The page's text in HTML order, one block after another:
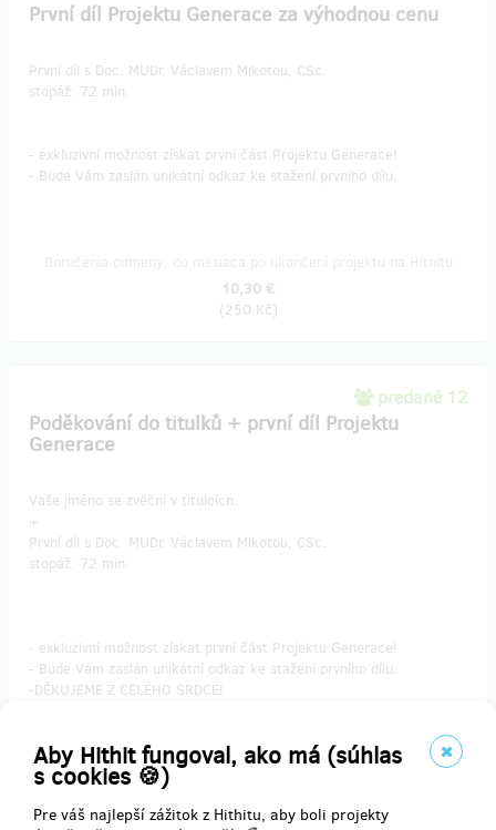
Aby Hithit fungoval, ako má (súhlas
s cookies 🍪)
Pre váš najlepší zážitok z Hithitu, aby boli projekty
První díl Projektu Generace za výhodnou cenu
První díl s Doc. MUDr. Václavem Mikotou, CSc.
stopáž: 72 min.
- exkluzivní možnost získat první část Projektu Generace!
- Bude Vám zaslán unikátní odkaz ke stažení prvního dílu.
10,30 €
(250 Kč)
predané 12
Poděkování do titulků + první díl Projektu
Generace
Vaše jméno se zvěční v titulcích.
+
První díl s Doc. MUDr. Václavem Mikotou, CSc.
stopáž: 72 min.
- exkluzivní možnost získat první část Projektu Generace!
- Bude Vám zaslán unikátní odkaz ke stažení prvního dílu.
-DĚKUJEME Z CELÉHO SRDCE!
Doručenia odmeny: do mesiaca po ukončení projektu na Hithitu
(400 Kč)